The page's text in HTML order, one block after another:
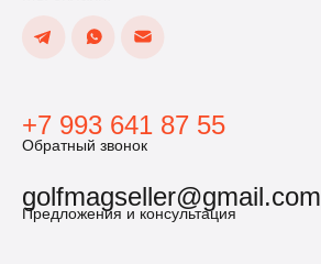
+7 993 641 87 55
Обратный звонок
golfmagseller@gmail.com
Предложения и консультация